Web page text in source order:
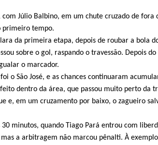
Júlio Balbino, em um chute cruzado de fora
primeiro tempo.
da primeira etapa, depois de roubar a bola
sobre o gol, raspando o travessão. Depois do
o marcador.
o São José, e as chances continuaram
dentro da área, que passou muito perto da
e, em um cruzamento por baixo, o zagueiro
minutos, quando Tiago Pará entrou com
a arbitragem não marcou pênalti. À